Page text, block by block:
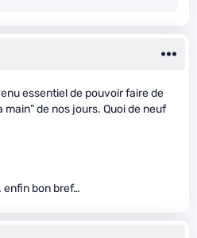
essentiel de pouvoir faire de
de nos jours. Quoi de neuf
bon bref…